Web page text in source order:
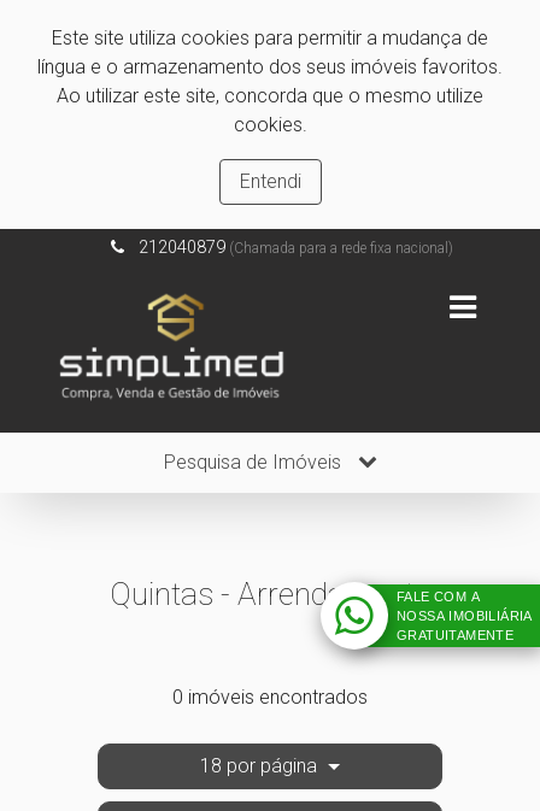
Este site utiliza cookies para permitir a mudança de
língua e o armazenamento dos seus imóveis favoritos.
Ao utilizar este site, concorda que o mesmo utilize
cookies.
Entendi
212040879(Chamada para a rede fixa nacional)
Pesquisa de Imóveis
Quintas - Arrendamento
0 imóveis encontrados
18 por página
FALE COM A
NOSSA IMOBILIÁRIA
GRATUITAMENTE